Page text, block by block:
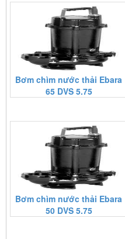
Bơm chìm nước thải Ebara
65 DVS 5.75
Bơm chìm nước thải Ebara
50 DVS 5.75